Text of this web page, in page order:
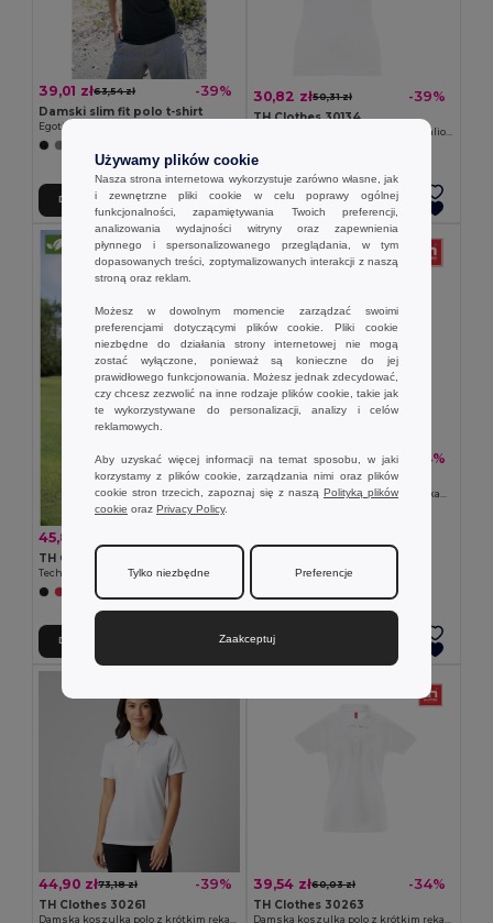
39,01 zł63,54 zł -39%
Damski slim fit polo t-shirt
Egotier 30139
Dodaj Do Koszyka
30,82 zł50,31 zł -39%
TH Clothes 30134
Dodaj Do Koszyka
45,87 zł
TH Clothes 30292
Techniczna koszulka polo dla kobiet
Dodaj Do Koszyka
49,30 zł 74,96 zł -34%
TH Clothes 30144
Dodaj Do Koszyka
44,90 zł73,18 zł -39%
TH Clothes 30261
39,54 zł60,03 zł -34%
TH Clothes 30263
Używamy plików cookie
Nasza strona internetowa wykorzystuje zarówno własne, jak
i zewnętrzne pliki cookie w celu poprawy ogólnej
funkcjonalności, zapamiętywania Twoich preferencji,
analizowania wydajności witryny oraz zapewnienia
płynnego i spersonalizowanego przeglądania, w tym
dopasowanych treści, zoptymalizowanych interakcji z naszą
stroną oraz reklam.
Możesz w dowolnym momencie zarządzać swoimi
preferencjami dotyczącymi plików cookie. Pliki cookie
niezbędne do działania strony internetowej nie mogą
zostać wyłączone, ponieważ są konieczne do jej
prawidłowego funkcjonowania. Możesz jednak zdecydować,
czy chcesz zezwolić na inne rodzaje plików cookie, takie jak
te wykorzystywane do personalizacji, analizy i celów
reklamowych.
Aby uzyskać więcej informacji na temat sposobu, w jaki
korzystamy z plików cookie, zarządzania nimi oraz plików
cookie stron trzecich, zapoznaj się z naszą Polityką plików
cookie oraz Privacy Policy.
Tylko niezbędne Preferencje
Zaakceptuj